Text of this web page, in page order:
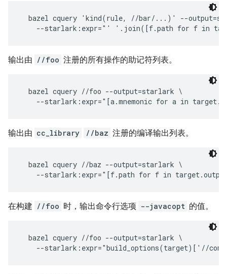
bazel cquery 'kind(rule, //bar/...)' --
输出由 //foo 注册的所有操作的助记符列表。
  bazel cquery //foo --output=starlark \
输出由 cc_library //baz 注册的编译输出列表。
  bazel cquery //baz --output=starlark \
在构建 //foo 时，输出命令行选项 --javacopt 的值。
  bazel cquery //foo --output=starlark \